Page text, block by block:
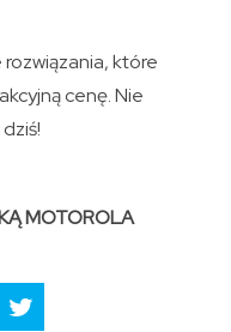
które
cenę. Nie
MOTOROLA